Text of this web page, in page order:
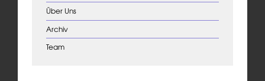
Über Uns
Archiv
Team